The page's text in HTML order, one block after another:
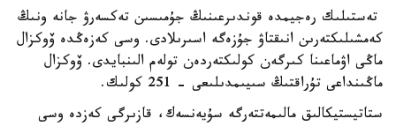
تەستىلىك رەجيمدە قوندىرعىنىڭ جۇمىسىن تەكسەرۋ جانە ونىڭ
كەمشىلىكتەرىن انىقتاۋ جۇزەگە اسىرىلادى. وسى كەزەڭدە ۆوكزال
ماڭى اۋماعىنا كىرگەن كولىكتەردەن تولەم الىنبايدى. ۆوكزال
ماڭىنداعى تۇراقتىڭ سىيىمدىلىعى - 251 كولىك.
ستاتيستيكالىق مالىمەتتەرگە سۇيەنسەك، قازىرگى كەزدە وسى